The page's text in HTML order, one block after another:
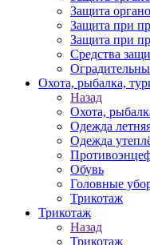
Защита
Защита при
Защита при
Средства
Охота, рыбалка,
Назад
Охота,
Одежда
Одежда
Обувь
Головные
Трикотаж
Трикотаж
Назад
Трикотаж